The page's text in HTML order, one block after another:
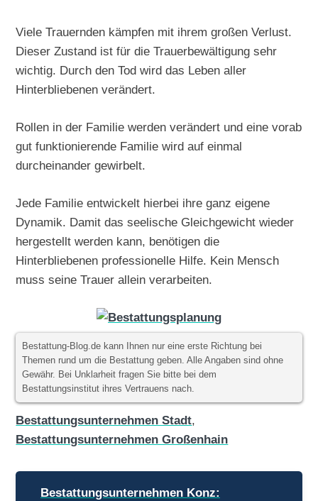
Viele Trauernden kämpfen mit ihrem großen Verlust.
Dieser Zustand ist für die Trauerbewältigung sehr
wichtig. Durch den Tod wird das Leben aller
Hinterbliebenen verändert.
Rollen in der Familie werden verändert und eine vorab
gut funktionierende Familie wird auf einmal
durcheinander gewirbelt.
Jede Familie entwickelt hierbei ihre ganz eigene
Dynamik. Damit das seelische Gleichgewicht wieder
hergestellt werden kann, benötigen die
Hinterbliebenen professionelle Hilfe. Kein Mensch
muss seine Trauer allein verarbeiten.
Bestattung-Blog.de kann Ihnen nur eine erste Richtung bei
Themen rund um die Bestattung geben. Alle Angaben sind ohne
Gewähr. Bei Unklarheit fragen Sie bitte bei dem
Bestattungsinstitut ihres Vertrauens nach.
Bestattungsunternehmen Stadt,
Bestattungsunternehmen Großenhain
Beitragsnavigation
Bestattungsunternehmen Konz: